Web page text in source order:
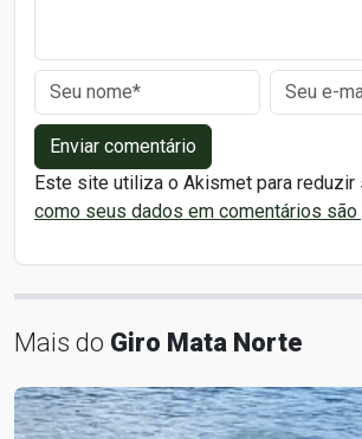
Enviar comentário
Este site utiliza o Akismet para reduzir
como seus dados em comentários
Mais do Giro Mata Norte